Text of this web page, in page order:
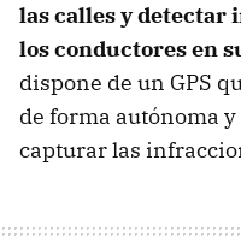
las calles y detectar
los conductores en
dispone de un GPS
de forma autónoma
capturar las